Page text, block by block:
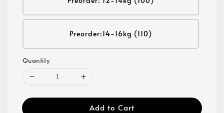
Preorder:14-16kg (110)
Quantity
Add to Cart